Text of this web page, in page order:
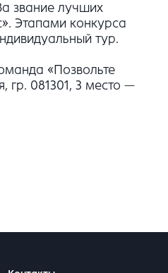
звание лучших
Этапами конкурса
тур.
«Позвольте
гр. 081301, 3 место —